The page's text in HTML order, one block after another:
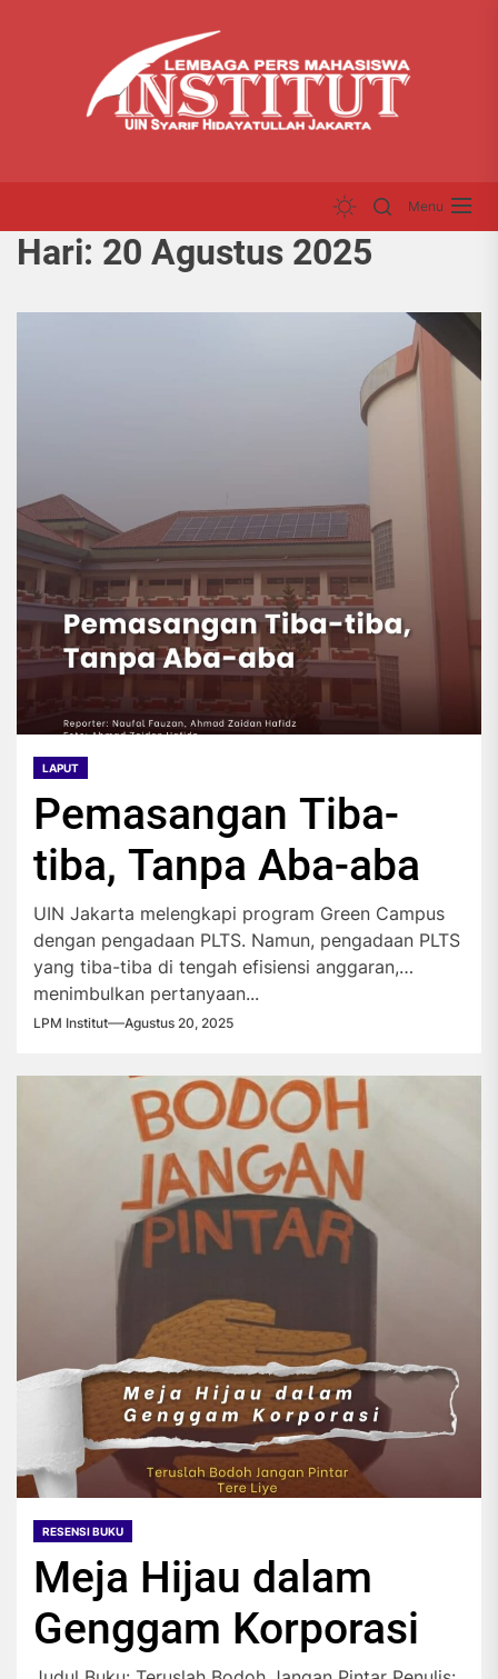
Menu
Hari: 20 Agustus 2025
LAPUT
Pemasangan Tiba-
tiba, Tanpa Aba-aba
UIN Jakarta melengkapi program Green Campus
dengan pengadaan PLTS. Namun, pengadaan PLTS
yang tiba-tiba di tengah efisiensi anggaran,
menimbulkan pertanyaan...
LPM Institut Agustus 20, 2025
RESENSI BUKU
Meja Hijau dalam
Genggam Korporasi